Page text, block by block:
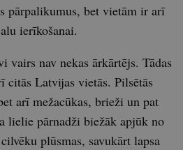
pārpalikumus, bet vietām ir arī
ierīkošanai.
vairs nav nekas ārkārtējs. Tādas
citās Latvijas vietās. Pilsētās
arī mežacūkas, brieži un pat
lielie pārnadži biežāk apjūk no
plūsmas, savukārt lapsa